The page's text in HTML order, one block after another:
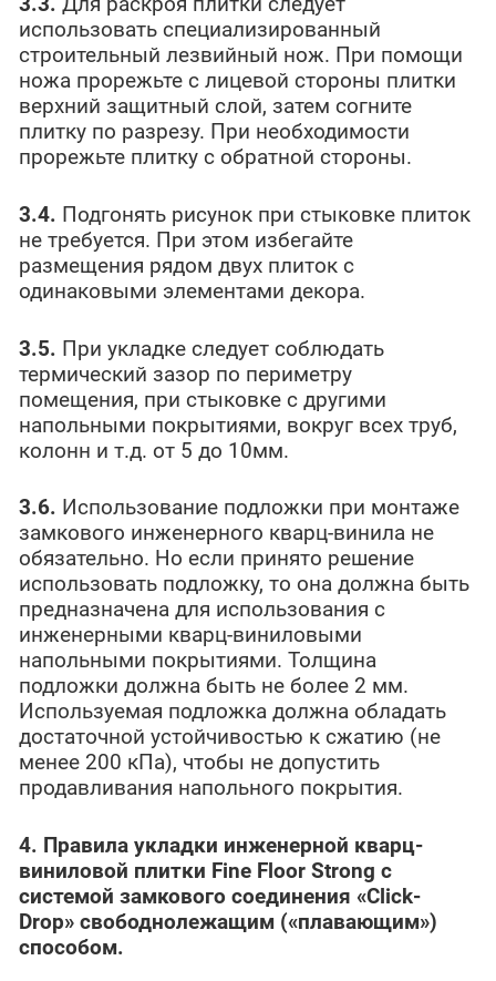
использовать специализированный
строительный лезвийный нож. При помощи
ножа прорежьте с лицевой стороны плитки
верхний защитный слой, затем согните
плитку по разрезу. При необходимости
прорежьте плитку с обратной стороны.
3.4. Подгонять рисунок при стыковке плиток
не требуется. При этом избегайте
размещения рядом двух плиток с
одинаковыми элементами декора.
3.5. При укладке следует соблюдать
термический зазор по периметру
помещения, при стыковке с другими
напольными покрытиями, вокруг всех труб,
колонн и т.д. от 5 до 10мм.
3.6. Использование подложки при монтаже
замкового инженерного кварц-винила не
обязательно. Но если принято решение
использовать подложку, то она должна быть
предназначена для использования с
инженерными кварц-виниловыми
напольными покрытиями. Толщина
подложки должна быть не более 2 мм.
Используемая подложка должна обладать
достаточной устойчивостью к сжатию (не
менее 200 кПа), чтобы не допустить
продавливания напольного покрытия.
4. Правила укладки инженерной кварц-
виниловой плитки Fine Floor Strong с
системой замкового соединения «Click-
Drop» свободнолежащим («плавающим»)
способом.